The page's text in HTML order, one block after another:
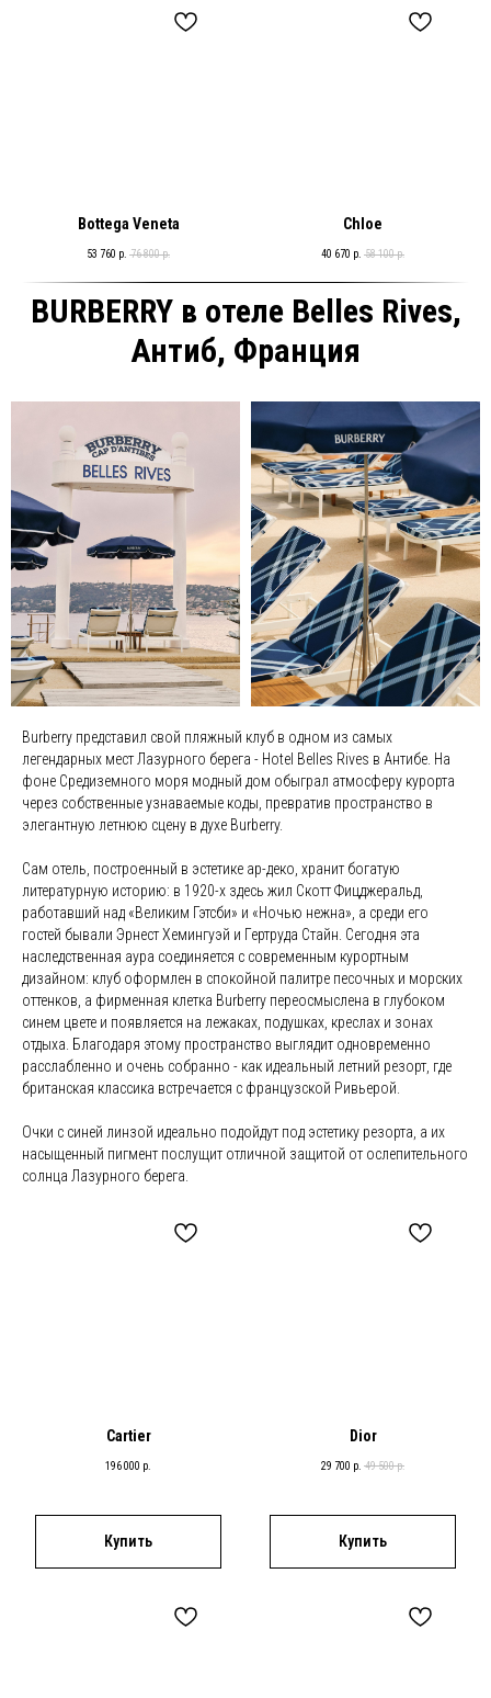
Bottega Veneta
53 760 р. 76 800р.
Chloe
40 670 р. 58 100р.
BURBERRY в отеле Belles Rives,
Антиб, Франция
Burberry представил свой пляжный клуб в одном из самых
легендарных мест Лазурного берега - Hotel Belles Rives в Антибе. На
фоне Средиземного моря модный дом обыграл атмосферу курорта
через собственные узнаваемые коды, превратив пространство в
элегантную летнюю сцену в духе Burberry.
Сам отель, построенный в эстетике ар-деко, хранит богатую
литературную историю: в 1920-х здесь жил Скотт Фицджеральд,
работавший над «Великим Гэтсби» и «Ночью нежна», а среди его
гостей бывали Эрнест Хемингуэй и Гертруда Стайн. Сегодня эта
наследственная аура соединяется с современным курортным
дизайном: клуб оформлен в спокойной палитре песочных и морских
оттенков, а фирменная клетка Burberry переосмыслена в глубоком
синем цвете и появляется на лежаках, подушках, креслах и зонах
отдыха. Благодаря этому пространство выглядит одновременно
расслабленно и очень собранно - как идеальный летний резорт, где
британская классика встречается с французской Ривьерой.
Очки с синей линзой идеально подойдут под эстетику резорта, а их
насыщенный пигмент послущит отличной защитой от ослепительного
солнца Лазурного берега.
Cartier
196 000 р.
Купить
Dior
29 700 р. 49 500р.
Купить